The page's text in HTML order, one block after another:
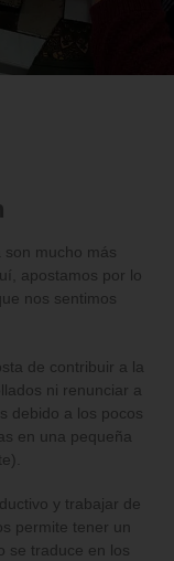
son mucho más
apostamos por lo
nos sentimos
de contribuir a la
ni renunciar a
debido a los pocos
en una pequeña
y trabajar de
permite tener un
se traduce en los